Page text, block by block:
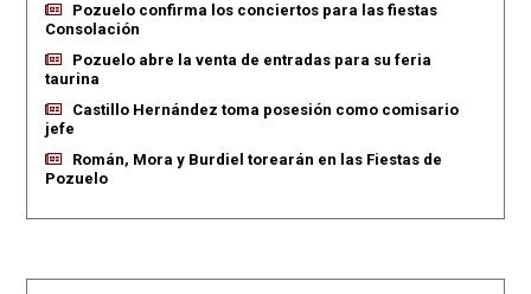
Pozuelo confirma los conciertos para las fiestas
Consolación
Pozuelo abre la venta de entradas para su feria
taurina
Castillo Hernández toma posesión como comisario
jefe
Román, Mora y Burdiel torearán en las Fiestas de
Pozuelo